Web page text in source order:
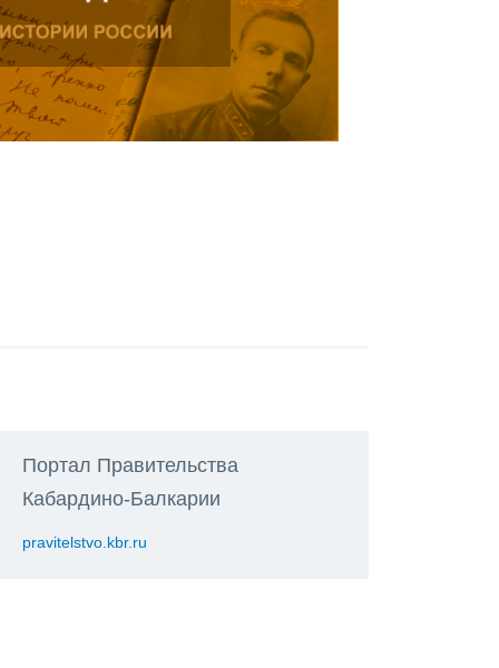
Портал Правительства
Кабардино-Балкарии
pravitelstvo.kbr.ru